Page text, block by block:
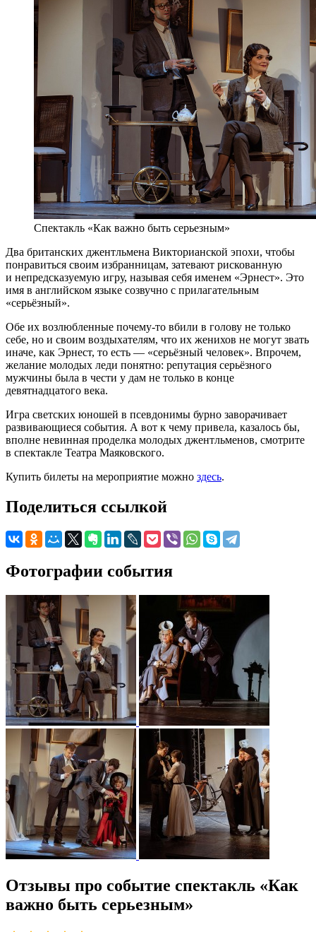
Спектакль «Как важно быть серьезным»
Два британских джентльмена Викторианской эпохи, чтобы
понравиться своим избранницам, затевают рискованную
и непредсказуемую игру, называя себя именем «Эрнест». Это
имя в английском языке созвучно с прилагательным
«серьёзный».
Обе их возлюбленные почему-то вбили в голову не только
себе, но и своим воздыхателям, что их женихов не могут звать
иначе, как Эрнест, то есть — «серьёзный человек». Впрочем,
желание молодых леди понятно: репутация серьёзного
мужчины была в чести у дам не только в конце
девятнадцатого века.
Игра светских юношей в псевдонимы бурно заворачивает
развивающиеся события. А вот к чему привела, казалось бы,
вполне невинная проделка молодых джентльменов, смотрите
в спектакле Театра Маяковского.
Купить билеты на мероприятие можно здесь.
Поделиться ссылкой
Фотографии события
Отзывы про событие спектакль «Как
важно быть серьезным»